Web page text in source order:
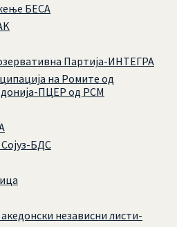
БЕСА
Партија-ИНТЕГРА
на Ромите од
ПЦЕР од РСМ
БДС
независни листи-